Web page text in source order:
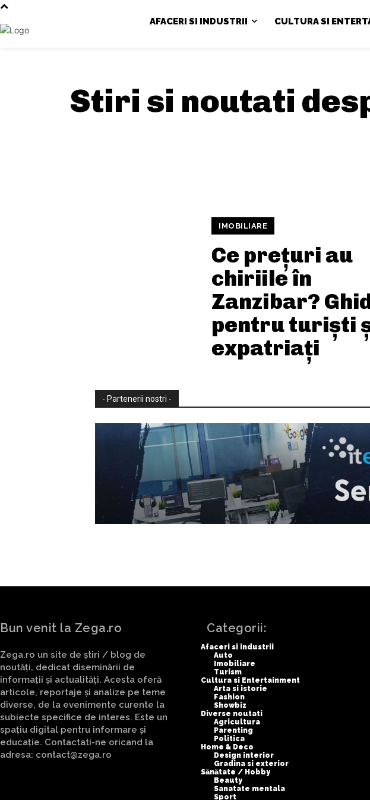
AFACERI SI INDUSTRII CULTURA SI
Stiri si noutati
IMOBILIARE
Ce prețuri au
chiriile în
Zanzibar?
pentru turiști
expatriați
- Partenerii nostri -
Bun venit la Zega.ro
Zega.ro un site de știri / blog de
noutăți, dedicat diseminării de
informații și actualități. Acesta oferă
articole, reportaje și analize pe teme
diverse, de la evenimente curente la
subiecte specifice de interes. Este un
spațiu digital pentru informare și
educație. Contactati-ne oricand la
adresa: contact@zega.ro
Categorii:
Afaceri si industrii
Auto
Imobiliare
Turism
Cultura si Entertainment
Arta si istorie
Fashion
Showbiz
Diverse noutati
Agricultura
Parenting
Politica
Home & Deco
Design interior
Gradina si exterior
Sănătate / Hobby
Beauty
Sanatate mentala
Sport